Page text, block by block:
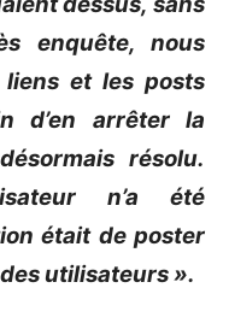
enquête, nous
et les posts
d’en arrêter la
résolu.
n’a été
était de poster
utilisateurs ».